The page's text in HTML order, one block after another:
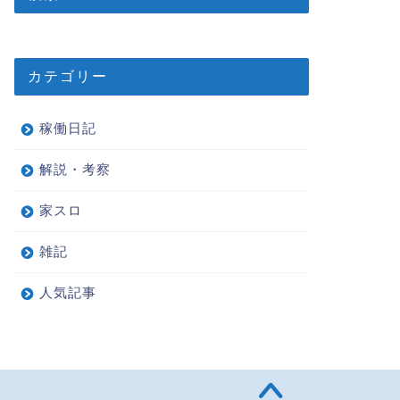
カテゴリー
稼働日記
解説・考察
家スロ
雑記
人気記事